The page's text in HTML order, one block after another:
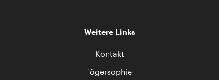
Weitere Links
Kontakt
fögersophie